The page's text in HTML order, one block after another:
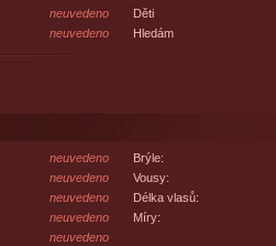
neuvedeno
neuvedeno
Děti
Hledám
neuvedeno
neuvedeno
neuvedeno
neuvedeno
neuvedeno
Brýle:
Vousy:
Délka vlasů:
Míry: